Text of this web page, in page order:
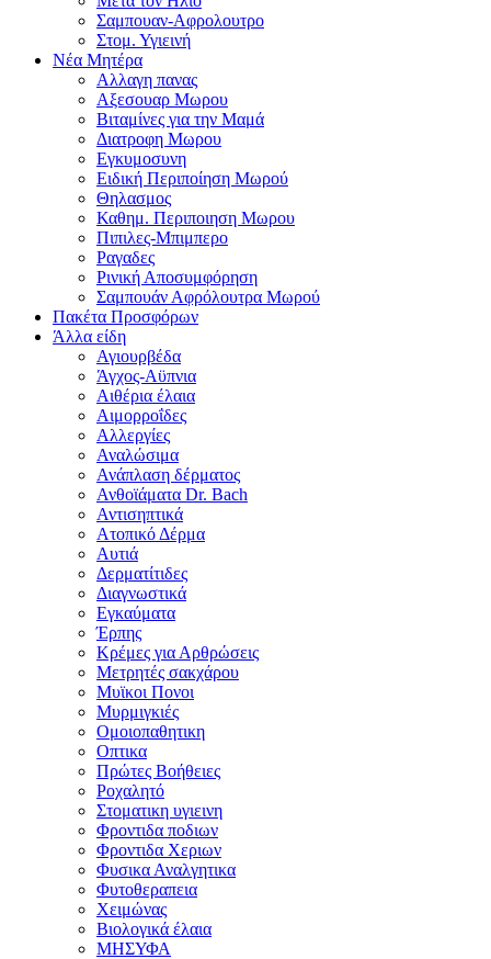
Σαμπουαν-Αφρολουτρο
Στομ. Υγιεινή
Νέα Μητέρα
Αλλαγη πανας
Αξεσουαρ Μωρου
Βιταμίνες για την Μαμά
Διατροφη Μωρου
Εγκυμοσυνη
Ειδική Περιποίηση Μωρού
Θηλασμος
Καθημ. Περιποιηση Μωρου
Πιπιλες-Μπιμπερο
Ραγαδες
Ρινική Αποσυμφόρηση
Σαμπουάν Αφρόλουτρα Μωρού
Πακέτα Προσφόρων
Άλλα είδη
Αγιουρβέδα
Άγχος-Αϋπνια
Αιθέρια έλαια
Αιμορροΐδες
Αλλεργίες
Αναλώσιμα
Ανάπλαση δέρματος
Ανθοϊάματα Dr. Bach
Αντισηπτικά
Ατοπικό Δέρμα
Αυτιά
Δερματίτιδες
Διαγνωστικά
Εγκαύματα
Έρπης
Κρέμες για Αρθρώσεις
Μετρητές σακχάρου
Μυϊκοι Πονοι
Μυρμιγκιές
Ομοιοπαθητικη
Οπτικα
Πρώτες Βοήθειες
Ροχαλητό
Στοματικη υγιεινη
Φροντιδα ποδιων
Φροντιδα Χεριων
Φυσικα Αναλγητικα
Φυτοθεραπεια
Χειμώνας
Βιολογικά έλαια
ΜΗΣΥΦΑ